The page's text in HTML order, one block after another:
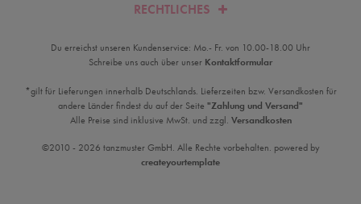
RECHTLICHES
Du erreichst unseren Kundenservice: Mo.- Fr. von 10.00-18.00 Uhr
Schreibe uns auch über unser Kontaktformular
*gilt für Lieferungen innerhalb Deutschlands. Lieferzeiten bzw. Versandkosten für
andere Länder findest du auf der Seite "Zahlung und Versand"
Alle Preise sind inklusive MwSt. und zzgl. Versandkosten
©2010 - 2026 tanzmuster GmbH. Alle Rechte vorbehalten. powered by
createyourtemplate